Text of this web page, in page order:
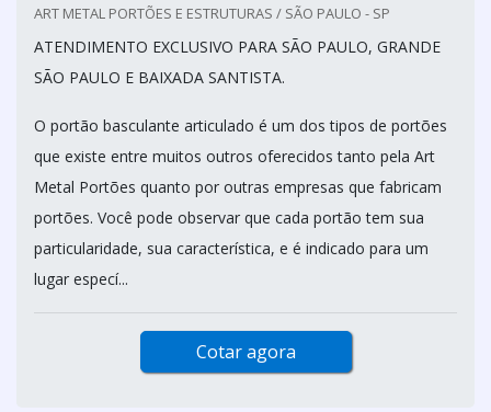
ART METAL PORTÕES E ESTRUTURAS / SÃO PAULO - SP
ATENDIMENTO EXCLUSIVO PARA SÃO PAULO, GRANDE
SÃO PAULO E BAIXADA SANTISTA.
O portão basculante articulado é um dos tipos de portões
que existe entre muitos outros oferecidos tanto pela Art
Metal Portões quanto por outras empresas que fabricam
portões. Você pode observar que cada portão tem sua
particularidade, sua característica, e é indicado para um
lugar especí...
Cotar agora